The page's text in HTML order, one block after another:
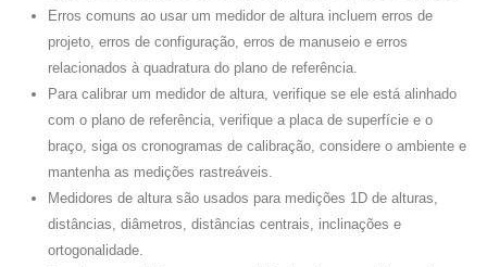
Erros comuns ao usar um medidor de altura incluem erros de
projeto, erros de configuração, erros de manuseio e erros
relacionados à quadratura do plano de referência.
Para calibrar um medidor de altura, verifique se ele está alinhado
com o plano de referência, verifique a placa de superfície e o
braço, siga os cronogramas de calibração, considere o ambiente e
mantenha as medições rastreáveis.
Medidores de altura são usados ​​para medições 1D de alturas,
distâncias, diâmetros, distâncias centrais, inclinações e
ortogonalidade.